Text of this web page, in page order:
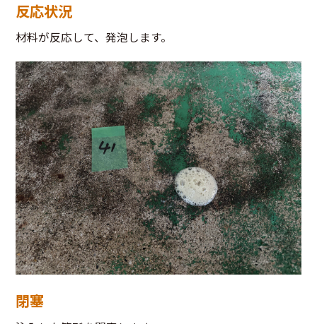
反応状況
材料が反応して、発泡します。
閉塞